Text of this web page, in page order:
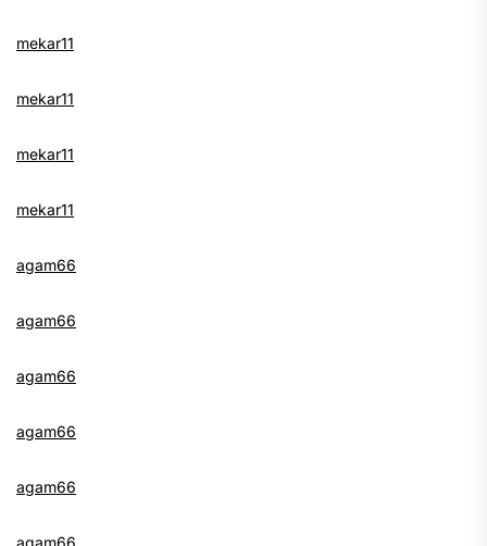
mekar11
mekar11
mekar11
mekar11
agam66
agam66
agam66
agam66
agam66
agam66